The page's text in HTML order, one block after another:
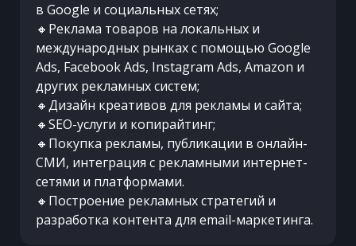
в Google и социальных сетях;
🔸Реклама товаров на локальных и
международных рынках с помощью Google
Ads, Facebook Ads, Instagram Ads, Amazon и
других рекламных систем;
🔸Дизайн креативов для рекламы и сайта;
🔸SEO-услуги и копирайтинг;
🔸Покупка рекламы, публикации в онлайн-
СМИ, интеграция с рекламными интернет-
сетями и платформами.
🔸Построение рекламных стратегий и
разработка контента для email-маркетинга.